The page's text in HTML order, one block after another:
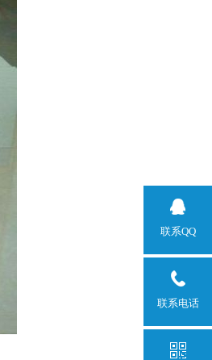
联系QQ
联系电话